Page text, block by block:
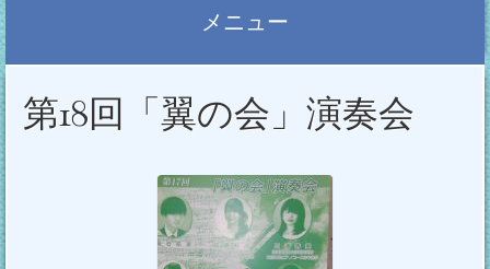
メニュー
ン
第18回「翼の会」演奏会